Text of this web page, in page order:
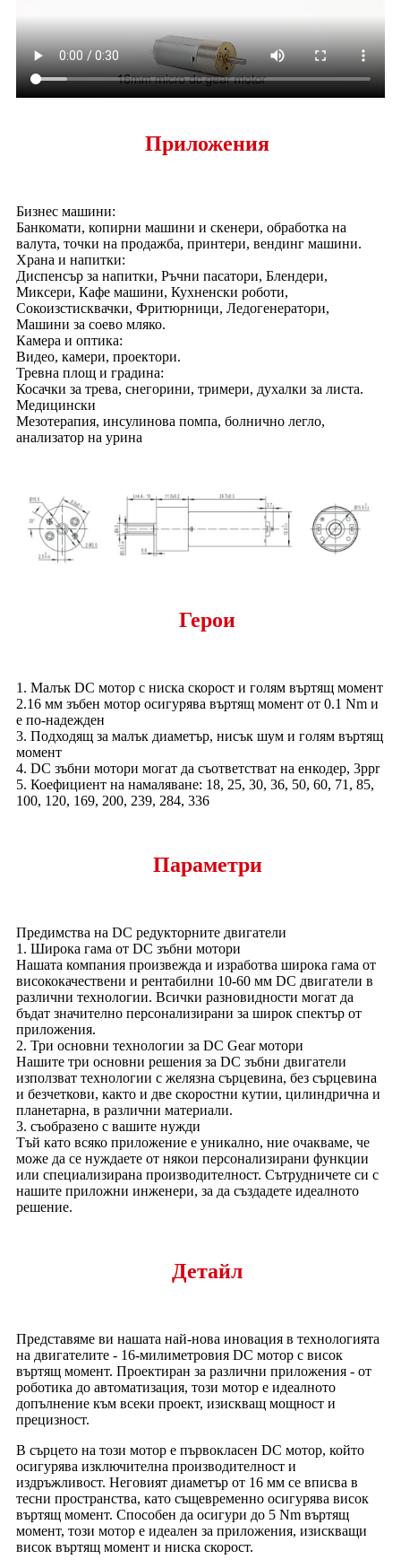
Приложения
Бизнес машини:
Банкомати, копирни машини и скенери, обработка на
валута, точки на продажба, принтери, вендинг машини.
Храна и напитки:
Диспенсър за напитки, Ръчни пасатори, Блендери,
Миксери, Кафе машини, Кухненски роботи,
Сокоизстисквачки, Фритюрници, Ледогенератори,
Машини за соево мляко.
Камера и оптика:
Видео, камери, проектори.
Тревна площ и градина:
Косачки за трева, снегорини, тримери, духалки за листа.
Медицински
Мезотерапия, инсулинова помпа, болнично легло,
анализатор на урина
Герои
1. Малък DC мотор с ниска скорост и голям въртящ момент
2.16 мм зъбен мотор осигурява въртящ момент от 0.1 Nm и
е по-надежден
3. Подходящ за малък диаметър, нисък шум и голям въртящ
момент
4. DC зъбни мотори могат да съответстват на енкодер, 3ppr
5. Коефициент на намаляване: 18, 25, 30, 36, 50, 60, 71, 85,
100, 120, 169, 200, 239, 284, 336
Параметри
Предимства на DC редукторните двигатели
1. Широка гама от DC зъбни мотори
Нашата компания произвежда и изработва широка гама от
висококачествени и рентабилни 10-60 мм DC двигатели в
различни технологии. Всички разновидности могат да
бъдат значително персонализирани за широк спектър от
приложения.
2. Три основни технологии за DC Gear мотори
Нашите три основни решения за DC зъбни двигатели
използват технологии с желязна сърцевина, без сърцевина
и безчеткови, както и две скоростни кутии, цилиндрична и
планетарна, в различни материали.
3. съобразено с вашите нужди
Тъй като всяко приложение е уникално, ние очакваме, че
може да се нуждаете от някои персонализирани функции
или специализирана производителност. Сътрудничете си с
нашите приложни инженери, за да създадете идеалното
решение.
Детайл
Представяме ви нашата най-нова иновация в технологията
на двигателите - 16-милиметровия DC мотор с висок
въртящ момент. Проектиран за различни приложения - от
роботика до автоматизация, този мотор е идеалното
допълнение към всеки проект, изискващ мощност и
прецизност.
В сърцето на този мотор е първокласен DC мотор, който
осигурява изключителна производителност и
издръжливост. Неговият диаметър от 16 мм се вписва в
тесни пространства, като същевременно осигурява висок
въртящ момент. Способен да осигури до 5 Nm въртящ
момент, този мотор е идеален за приложения, изискващи
висок въртящ момент и ниска скорост.